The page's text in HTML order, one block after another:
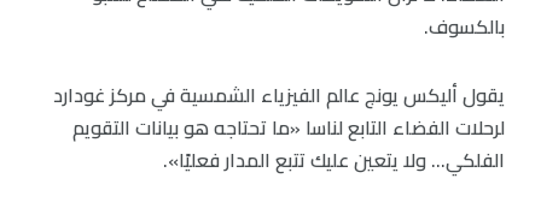
بالكسوف.
يقول أليكس يونج عالم الفيزياء الشمسية في مركز غودارد
لرحلات الفضاء التابع لناسا «ما تحتاجه هو بيانات التقويم
الفلكي… ولا يتعين عليك تتبع المدار فعليًا».